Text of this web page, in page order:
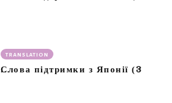
TRANSLATION
Слова підтримки з Японії (3